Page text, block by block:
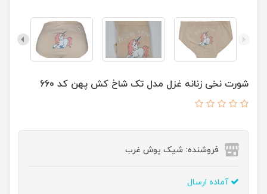
شورت نخی زنانه غزل مدل تک شاخ کش پهن کد 660
فروشنده: شیک پوش غرب
آماده ارسال